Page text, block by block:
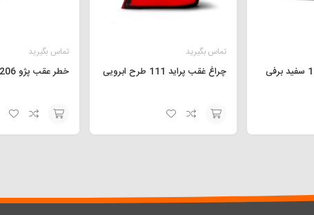
تماس بگیرید
چراغ غقب پراید 111 طرح ابرویی
افزودن
تماس بگیرید
خطر عقب پژو 206 سفید برفی
افزودن